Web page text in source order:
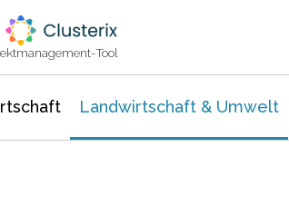
Tool
Landwirtschaft & Umwelt